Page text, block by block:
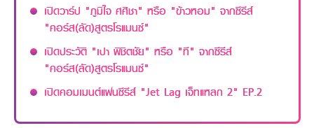
เปิดวาร์ป "ภูมิใจ ศศิชา" หรือ "ข้าวหอม" จากซีรีส์
"คอร์ส(ลัด)สูตรโรแมนซ์"
เปิดประวัติ "เปา พิชิตชัย" หรือ "ที" จากซีรีส์
"คอร์ส(ลัด)สูตรโรแมนซ์"
เปิดคอมเมนต์แฟนซีรีส์ "Jet Lag เจ็ทแหลก 2" EP.2